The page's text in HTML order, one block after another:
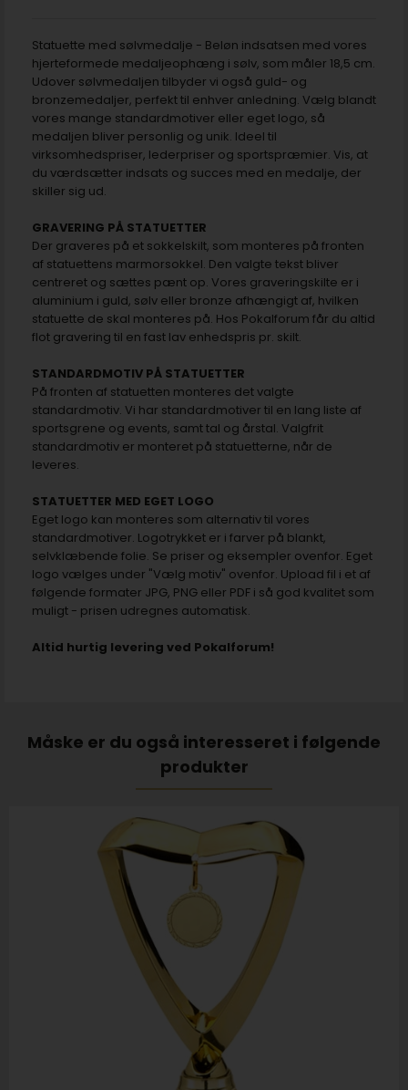
Statuette med sølvmedalje - Beløn indsatsen med vores
hjerteformede medaljeophæng i sølv, som måler 18,5 cm.
Udover sølvmedaljen tilbyder vi også guld- og
bronzemedaljer, perfekt til enhver anledning. Vælg blandt
vores mange standardmotiver eller eget logo, så
medaljen bliver personlig og unik. Ideel til
virksomhedspriser, lederpriser og sportspræmier. Vis, at
du værdsætter indsats og succes med en medalje, der
skiller sig ud.
GRAVERING PÅ STATUETTER
Der graveres på et sokkelskilt, som monteres på fronten
af statuettens marmorsokkel. Den valgte tekst bliver
centreret og sættes pænt op. Vores graveringskilte er i
aluminium i guld, sølv eller bronze afhængigt af, hvilken
statuette de skal monteres på. Hos Pokalforum får du altid
flot gravering til en fast lav enhedspris pr. skilt.
STANDARDMOTIV PÅ STATUETTER
På fronten af statuetten monteres det valgte
standardmotiv. Vi har standardmotiver til en lang liste af
sportsgrene og events, samt tal og årstal. Valgfrit
standardmotiv er monteret på statuetterne, når de
leveres.
STATUETTER MED EGET LOGO
Eget logo kan monteres som alternativ til vores
standardmotiver. Logotrykket er i farver på blankt,
selvklæbende folie. Se priser og eksempler ovenfor. Eget
logo vælges under "Vælg motiv" ovenfor. Upload fil i et af
følgende formater JPG, PNG eller PDF i så god kvalitet som
muligt - prisen udregnes automatisk.
Altid hurtig levering ved Pokalforum!
Måske er du også interesseret i følgende
produkter